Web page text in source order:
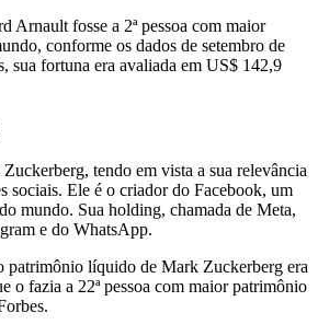
Arnault fosse a 2ª pessoa com maior
conforme os dados de setembro de
sua fortuna era avaliada em US$ 142,9
tendo em vista a sua relevância
sociais. Ele é o criador do Facebook, um
mundo. Sua holding, chamada de Meta,
e do WhatsApp.
patrimônio líquido de Mark Zuckerberg era
o fazia a 22ª pessoa com maior patrimônio